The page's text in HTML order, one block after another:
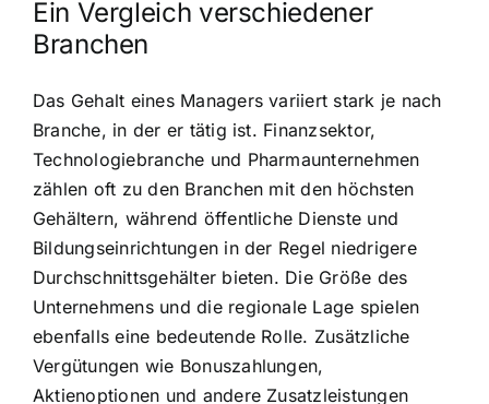
Ein Vergleich verschiedener
Branchen
Das Gehalt eines Managers variiert stark je nach
Branche, in der er tätig ist. Finanzsektor,
Technologiebranche und Pharmaunternehmen
zählen oft zu den Branchen mit den höchsten
Gehältern, während öffentliche Dienste und
Bildungseinrichtungen in der Regel niedrigere
Durchschnittsgehälter bieten. Die Größe des
Unternehmens und die regionale Lage spielen
ebenfalls eine bedeutende Rolle. Zusätzliche
Vergütungen wie Bonuszahlungen,
Aktienoptionen und andere Zusatzleistungen